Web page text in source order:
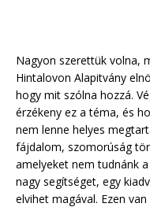
Nagyon szerettük volna,
Hintalovon Alapitvány
hogy mit szólna hozzá.
érzékeny ez a téma, és
nem lenne helyes
fájdalom, szomorúság
amelyeket nem tudnánk
nagy segítséget, egy
elvihet magával. Ezen